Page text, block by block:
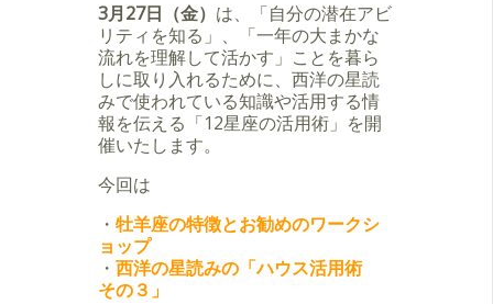
3月27日（金） は、「自分の潜在アビ
リティを知る」、「一年の大まかな
流れを理解して活かす」ことを暮ら
しに取り入れるために、西洋の星読
みで使われている知識や活用する情
報を伝える「12星座の活用術」を開
催いたします。
今回は
・ 牡羊座の特徴とお勧めのワークシ
ョップ
・ 西洋の星読みの「ハウス活用術
その３ 」